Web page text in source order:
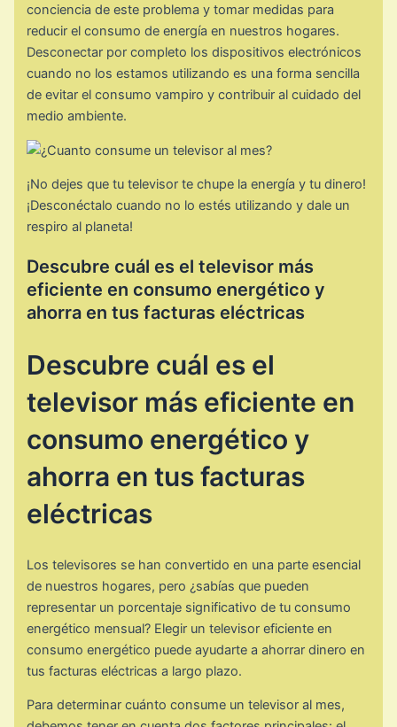
conciencia de este problema y tomar medidas para
reducir el consumo de energía en nuestros hogares.
Desconectar por completo los dispositivos electrónicos
cuando no los estamos utilizando es una forma sencilla
de evitar el consumo vampiro y contribuir al cuidado del
medio ambiente.
¡No dejes que tu televisor te chupe la energía y tu dinero!
¡Desconéctalo cuando no lo estés utilizando y dale un
respiro al planeta!
Descubre cuál es el televisor más
eficiente en consumo energético y
ahorra en tus facturas eléctricas
Descubre cuál es el
televisor más eficiente en
consumo energético y
ahorra en tus facturas
eléctricas
Los televisores se han convertido en una parte esencial
de nuestros hogares, pero ¿sabías que pueden
representar un porcentaje significativo de tu consumo
energético mensual? Elegir un televisor eficiente en
consumo energético puede ayudarte a ahorrar dinero en
tus facturas eléctricas a largo plazo.
Para determinar cuánto consume un televisor al mes,